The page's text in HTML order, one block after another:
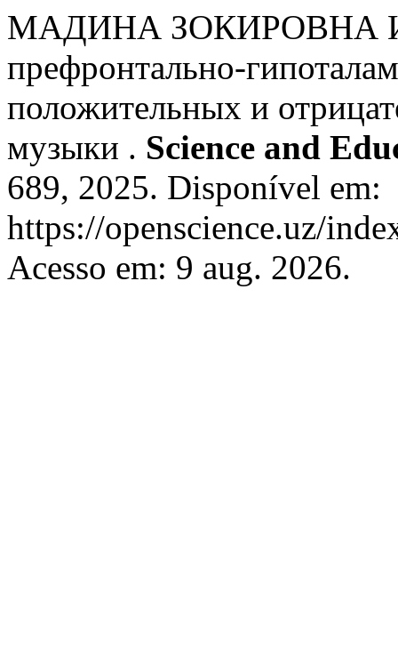
МАДИНА ЗОКИРОВНА
префронтально-
положительных и
музыки . Science and
689, 2025. Disponível em:
https://openscience.uz/
Acesso em: 9 aug. 2026.